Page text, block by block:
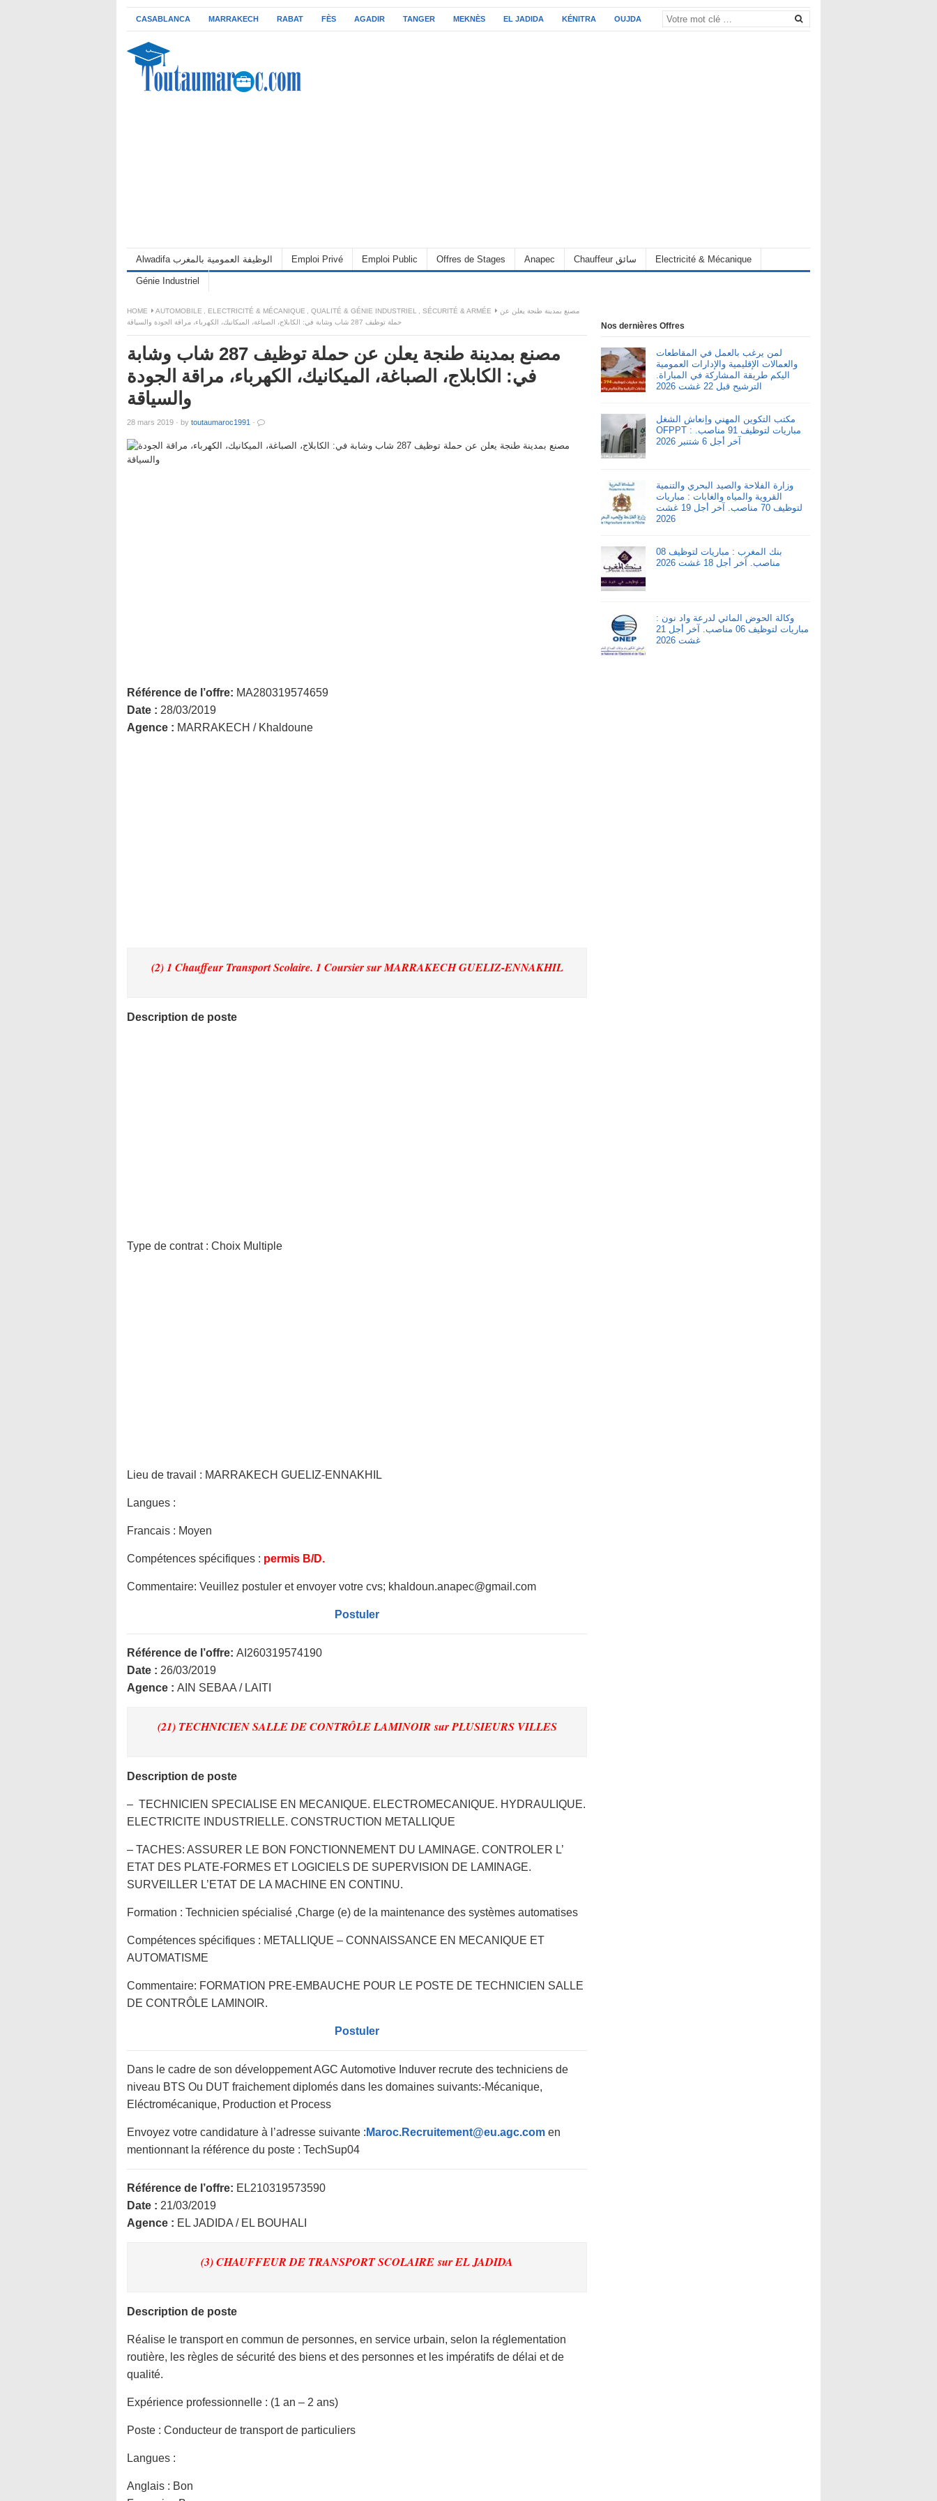
CASABLANCA MARRAKECH RABAT FÈS AGADIR TANGER MEKNÈS EL JADIDA KÉNITRA OUJDA
Alwadifa الوظيفة العمومية بالمغرب Emploi Privé Emploi Public Offres de Stages Anapec Chauffeur سائق Electricité & Mécanique
Génie Industriel
HOME AUTOMOBILE ELECTRICITÉ & MÉCANIQUE QUALITÉ & GÉNIE INDUSTRIEL SÉCURITÉ & ARMÉE
مصنع بمدينة طنجة يعلن عن
حملة توظيف 287 شاب وشابة في: الكابلاج، الصباغة، الميكانيك، الكهرباء، مراقة الجودة والسياقة
مصنع بمدينة طنجة يعلن عن حملة توظيف 287 شاب وشابة
في: الكابلاج، الصباغة، الميكانيك، الكهرباء، مراقة الجودة
والسياقة
28 mars 2019 · by toutaumaroc1991 ·
Référence de l’offre: MA280319574659
Date : 28/03/2019
Agence : MARRAKECH / Khaldoune
(2) 1 Chauffeur Transport Scolaire. 1 Coursiersur MARRAKECH GUELIZ-ENNAKHIL
Description de poste
Type de contrat : Choix Multiple
Lieu de travail : MARRAKECH GUELIZ-ENNAKHIL
Langues :
Francais : Moyen
Compétences spécifiques : permis B/D.
Commentaire: Veuillez postuler et envoyer votre cvs; khaldoun.anapec@gmail.com
Postuler
Référence de l’offre: AI260319574190
Date : 26/03/2019
Agence : AIN SEBAA / LAITI
(21) TECHNICIEN SALLE DE CONTRÔLE LAMINOIRsur PLUSIEURS VILLES
Description de poste
– TECHNICIEN SPECIALISE EN MECANIQUE. ELECTROMECANIQUE. HYDRAULIQUE.
ELECTRICITE INDUSTRIELLE. CONSTRUCTION METALLIQUE
– TACHES: ASSURER LE BON FONCTIONNEMENT DU LAMINAGE. CONTROLER L’
ETAT DES PLATE-FORMES ET LOGICIELS DE SUPERVISION DE LAMINAGE.
SURVEILLER L’ETAT DE LA MACHINE EN CONTINU.
Formation : Technicien spécialisé ,Charge (e) de la maintenance des systèmes automatises
Compétences spécifiques : METALLIQUE – CONNAISSANCE EN MECANIQUE ET
AUTOMATISME
Commentaire: FORMATION PRE-EMBAUCHE POUR LE POSTE DE TECHNICIEN SALLE
DE CONTRÔLE LAMINOIR.
Postuler
Dans le cadre de son développement AGC Automotive Induver recrute des techniciens de
niveau BTS Ou DUT fraichement diplomés dans les domaines suivants:-Mécanique,
Eléctromécanique, Production et Process
Envoyez votre candidature à l’adresse suivante : Maroc.Recruitement@eu.agc.com en
mentionnant la référence du poste : TechSup04
Référence de l’offre: EL210319573590
Date : 21/03/2019
Agence : EL JADIDA / EL BOUHALI
(3) CHAUFFEUR DE TRANSPORT SCOLAIREsur EL JADIDA
Description de poste
Réalise le transport en commun de personnes, en service urbain, selon la réglementation
routière, les règles de sécurité des biens et des personnes et les impératifs de délai et de
qualité.
Expérience professionnelle : (1 an – 2 ans)
Poste : Conducteur de transport de particuliers
Langues :
Anglais : Bon
Nos dernières Offres
لمن يرغب بالعمل في المقاطعات
والعمالات الإقليمية والإدارات العمومية
اليكم طريقة المشاركة في المباراة.
الترشيح قبل 22 غشت 2026
مكتب التكوين المهني وإنعاش الشغل
OFPPT : مباريات لتوظيف 91 مناصب.
آخر أجل 6 شتنبر 2026
وزارة الفلاحة والصيد البحري والتنمية
القروية والمياه والغابات : مباريات
لتوظيف 70 مناصب. آخر أجل 19 غشت
2026
بنك المغرب : مباريات لتوظيف 08
مناصب. آخر أجل 18 غشت 2026
وكالة الحوض المائي لدرعة واد نون :
مباريات لتوظيف 06 مناصب. آخر أجل 21
غشت 2026